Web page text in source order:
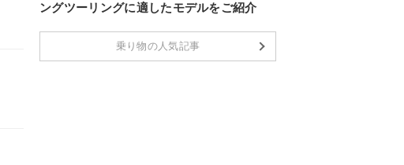
ングツーリングに適したモデルをご紹介
乗り物の人気記事